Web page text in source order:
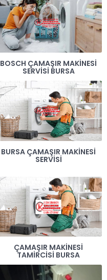
BOSCH ÇAMAŞIR MAKINESI
SERVISI BURSA
BURSA ÇAMAŞIR MAKINESI
SERVISI
ÇAMAŞIR MAKINESI
TAMIRCISI BURSA